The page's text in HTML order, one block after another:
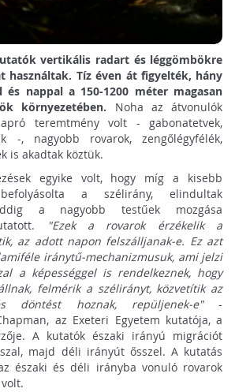
vertikális radart és léggömbökre
használtak. Tíz éven át figyelték, hány
nappal a 150-1200 méter magasan
környezetében. Noha az átvonulók
teremtmény volt - gabonatetvek,
-, nagyobb rovarok, zengőlégyfélék,
is akadtak köztük.
egyike volt, hogy míg a kisebb
a szélirány, elindultak
a nagyobb testűek mozgása
"Ezek a rovarok érzékelik a
az adott napon felszálljanak-e. Ez azt
iránytű-mechanizmusuk, ami jelzi
a képességgel is rendelkeznek, hogy
felmérik a szélirányt, közvetítik az
döntést hoznak, repüljenek-e"-
az Exeteri Egyetem kutatója, a
A kutatók északi irányú migrációt
majd déli irányút ősszel. A kutatás
északi és déli irányba vonuló rovarok